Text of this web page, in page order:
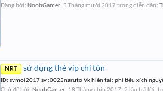
Đăng bởi: NoobGamer, 5 Tháng mười 2017 trong diễn đàn:
NRT sử dụng thẻ víp chỉ tôn
ID: svmoi2017 sv :0025naruto Vk hiện tai: phi tiêu xích